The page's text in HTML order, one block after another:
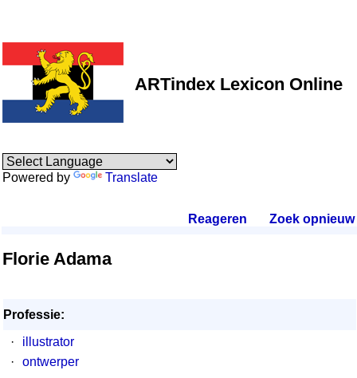
ARTindex Lexicon Online
Powered by Translate
Reageren Zoek opnieuw.
Florie Adama
Professie:
·
illustrator
·
ontwerper